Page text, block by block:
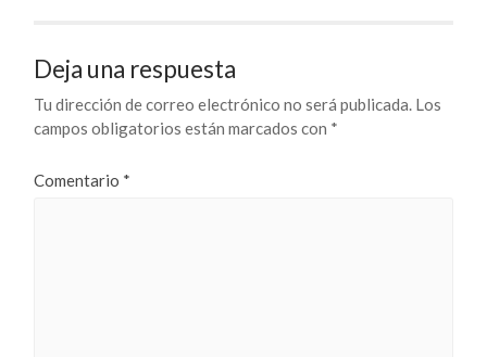
Deja una respuesta
Tu dirección de correo electrónico no será publicada. Los
campos obligatorios están marcados con *
Comentario *